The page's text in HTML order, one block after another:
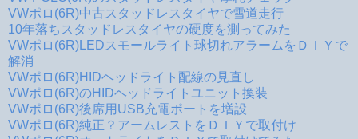
VWポロ(6R)中古スタッドレスタイヤで雪道走行
10年落ちスタッドレスタイヤの硬度を測ってみた
VWポロ(6R)LEDスモールライト球切れアラームをＤＩＹで
解消
VWポロ(6R)HIDヘッドライト配線の見直し
VWポロ(6R)のHIDヘッドライトユニット換装
VWポロ(6R)後席用USB充電ポートを増設
VWポロ(6R)純正？アームレストをＤＩＹで取付け